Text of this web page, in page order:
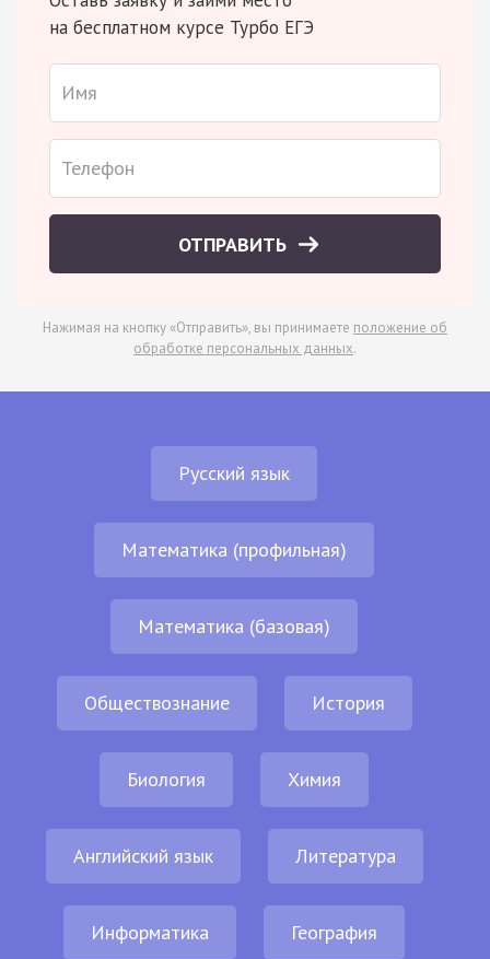
на бесплатном курсе Турбо ЕГЭ
ОТПРАВИТЬ
Нажимая на кнопку «Отправить», вы принимаете положение об
обработке персональных данных.
Русский язык
Математика (профильная)
Математика (базовая)
Обществознание История
Биология Химия
Английский язык Литература
Информатика География